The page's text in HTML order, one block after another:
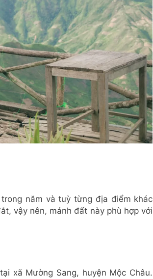
năm và tuỳ từng địa điểm khác
vậy nên, mảnh đất này phù hợp với
xã Mường Sang, huyện Mộc Châu.